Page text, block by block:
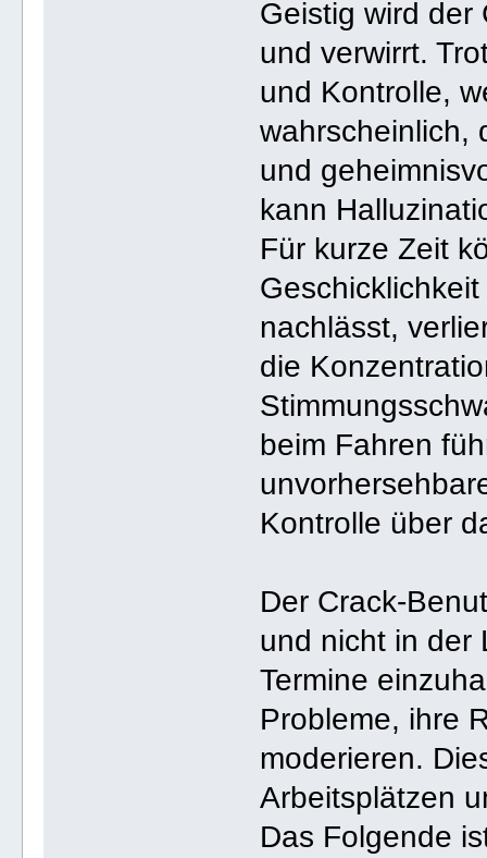
Geistig wird der
und verwirrt.
und Kontrolle,
wahrscheinlich,
und
kann
Für kurze Zeit
nachlässt,
die
beim Fahren
Kontrolle über
Der Crack-
und nicht in der
Termine
Probleme, ihre
moderieren.
Arbeitsplätzen
Das Folgende